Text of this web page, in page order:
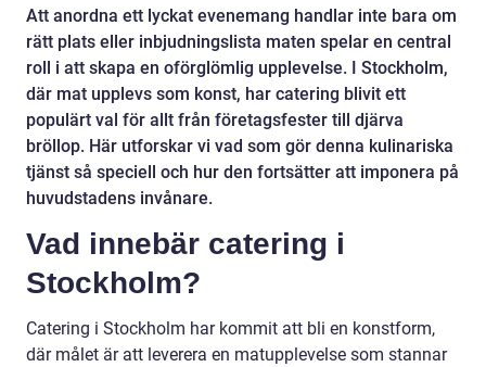
Att anordna ett lyckat evenemang handlar inte bara om
rätt plats eller inbjudningslista maten spelar en central
roll i att skapa en oförglömlig upplevelse. I Stockholm,
där mat upplevs som konst, har catering blivit ett
populärt val för allt från företagsfester till djärva
bröllop. Här utforskar vi vad som gör denna kulinariska
tjänst så speciell och hur den fortsätter att imponera på
huvudstadens invånare.
Vad innebär catering i
Stockholm?
Catering i Stockholm har kommit att bli en konstform,
där målet är att leverera en matupplevelse som stannar